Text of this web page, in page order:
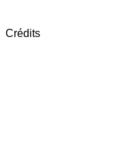
Crédits